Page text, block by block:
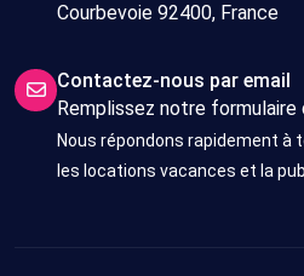
Courbevoie 92400, France
Contactez-nous par email
Remplissez notre
Nous répondons rapidement
les locations vacances et la